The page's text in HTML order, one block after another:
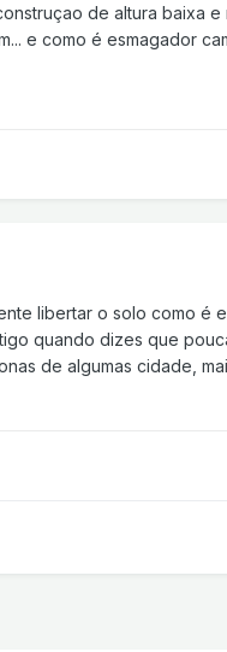
de altura baixa e
e como é esmagador
libertar o solo como é
quando dizes que
de algumas cidade,